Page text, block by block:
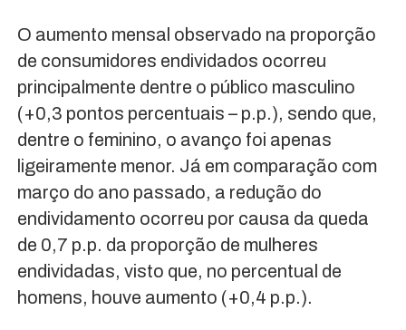
O aumento mensal observado na proporção
de consumidores endividados ocorreu
principalmente dentre o público masculino
(+0,3 pontos percentuais – p.p.), sendo que,
dentre o feminino, o avanço foi apenas
ligeiramente menor. Já em comparação com
março do ano passado, a redução do
endividamento ocorreu por causa da queda
de 0,7 p.p. da proporção de mulheres
endividadas, visto que, no percentual de
homens, houve aumento (+0,4 p.p.).